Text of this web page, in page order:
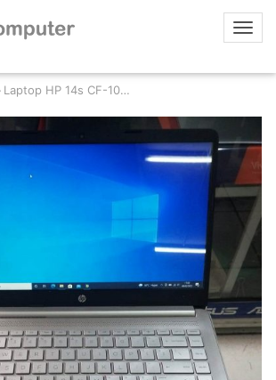
Laptop HP 14s CF-1046TU Intel Celeron N4205U 4GB 256GB SSD